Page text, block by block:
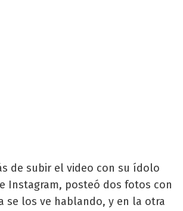
de subir el video con su ídolo
Instagram, posteó dos fotos con
se los ve hablando, y en la otra